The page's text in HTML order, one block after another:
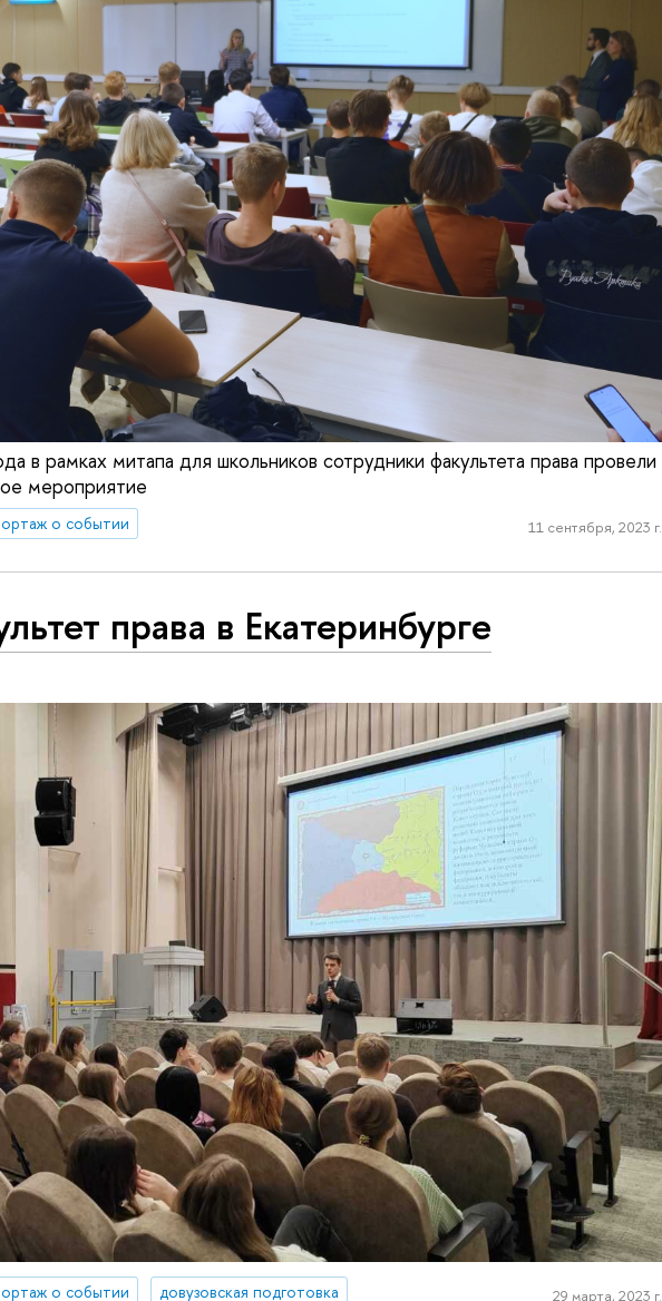
в рамках митапа для школьников сотрудники факультета права провели
мероприятие
о событии 11 сентября, 2023 г.
права в Екатеринбурге
о событии довузовская подготовка 29 марта, 2023 г.